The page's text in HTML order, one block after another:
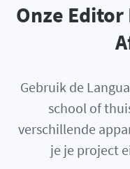
Onze Editor
Gebruik de
school of
verschillende
je je project